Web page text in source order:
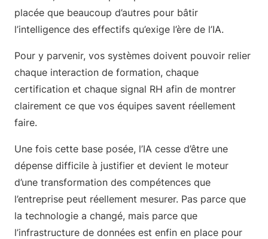
placée que beaucoup d’autres pour bâtir
l’intelligence des effectifs qu’exige l’ère de l’IA.
Pour y parvenir, vos systèmes doivent pouvoir relier
chaque interaction de formation, chaque
certification et chaque signal RH afin de montrer
clairement ce que vos équipes savent réellement
faire.
Une fois cette base posée, l’IA cesse d’être une
dépense difficile à justifier et devient le moteur
d’une transformation des compétences que
l’entreprise peut réellement mesurer. Pas parce que
la technologie a changé, mais parce que
l’infrastructure de données est enfin en place pour